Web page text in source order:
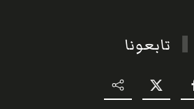
تابعونا